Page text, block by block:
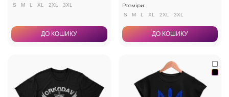
S M L XL 2XL 3XL
ДО КОШИКУ
Розміри:
S M L XL 2XL 3XL
ДО КОШИКУ